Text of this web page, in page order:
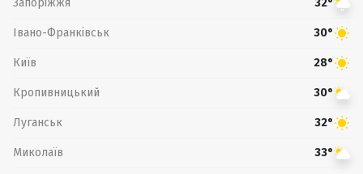
32°
Івано-Франківськ 30°
Київ 28°
Кропивницький 30°
Луганськ 32°
Миколаїв 33°